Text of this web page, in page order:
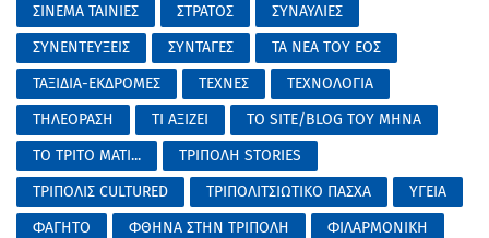
ΣΙΝΕΜΑ ΤΑΙΝΙΕΣ
ΣΤΡΑΤΟΣ
ΣΥΝΑΥΛΙΕΣ
ΣΥΝΕΝΤΕΥΞΕΙΣ
ΣΥΝΤΑΓΕΣ
ΤΑ ΝΕΑ ΤΟΥ ΕΟΣ
ΤΑΞΙΔΙΑ-ΕΚΔΡΟΜΕΣ
ΤΕΧΝΕΣ
ΤΕΧΝΟΛΟΓΙΑ
ΤΗΛΕΟΡΑΣΗ
ΤΙ ΑΞΙΖΕΙ
ΤΟ SITE/BLOG ΤΟΥ ΜΗΝΑ
ΤΟ ΤΡΙΤΟ ΜΑΤΙ...
ΤΡΙΠΟΛΗ STORIES
ΤΡΙΠΟΛΙΣ CULTURED
ΤΡΙΠΟΛΙΤΣΙΩΤΙΚΟ ΠΑΣΧΑ
ΥΓΕΙΑ
ΦΑΓΗΤΟ
ΦΘΗΝΑ ΣΤΗΝ ΤΡΙΠΟΛΗ
ΦΙΛΑΡΜΟΝΙΚΗ